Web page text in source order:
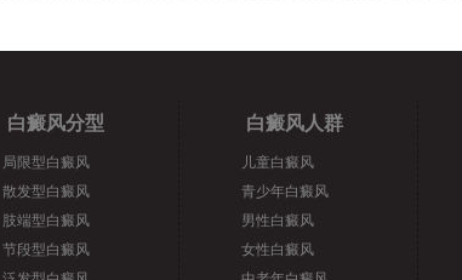
白癜风分型
局限型白癜风
散发型白癜风
肢端型白癜风
节段型白癜风
白癜风人群
儿童白癜风
青少年白癜风
男性白癜风
女性白癜风